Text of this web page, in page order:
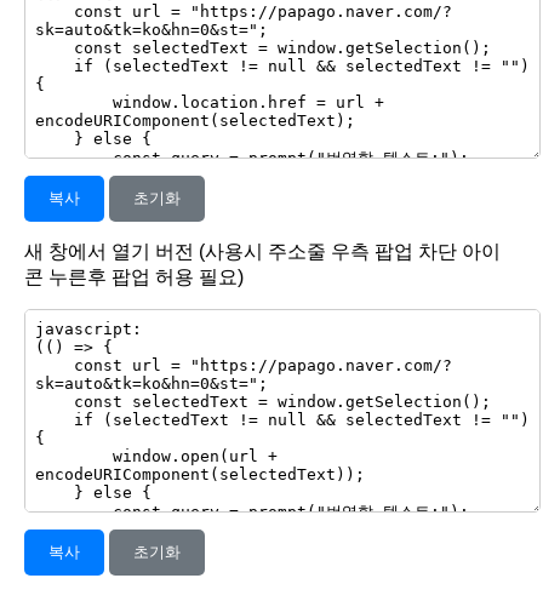
복사 초기화
새 창에서 열기 버전 (사용시 주소줄 우측 팝업 차단 아이
콘 누른후 팝업 허용 필요)
복사 초기화